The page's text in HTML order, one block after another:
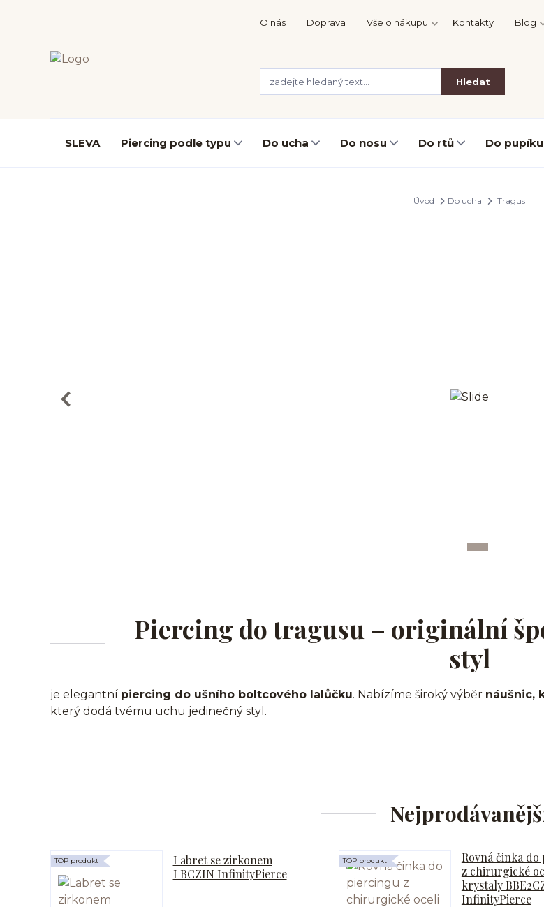
O nás Doprava Vše o nákupu Kontakty Blog
Hledat
SLEVA Piercing podle typu Do ucha Do nosu Do rtů Do pupíku
Úvod Do ucha Tragus
Piercing do tragusu – originální
styl
je elegantní piercing do ušního boltcového lalůčku. Nabízíme široký výběr náušnic,
který dodá tvému uchu jedinečný styl.
Labret se zirkonem
LBCZIN InfinityPierce
TOP produkt
Rovná činka
z chirurgické
krystaly
InfinityPierce
TOP produkt